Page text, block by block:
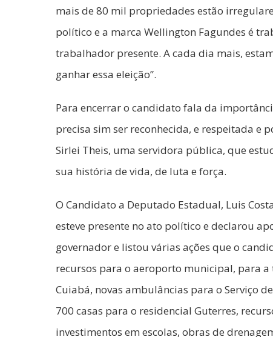
mais de 80 mil propriedades estão
político e a marca Wellington Fagundes é
trabalhador presente. A cada dia mais,
ganhar essa eleição”.
Para encerrar o candidato fala da
precisa sim ser reconhecida, e respeitada e
Sirlei Theis, uma servidora pública, que
sua história de vida, de luta e força.
O Candidato a Deputado Estadual, Luis
esteve presente no ato político e declarou
governador e listou várias ações que o
recursos para o aeroporto municipal, para
Cuiabá, novas ambulâncias para o Serviço
700 casas para o residencial Guterres,
investimentos em escolas, obras de